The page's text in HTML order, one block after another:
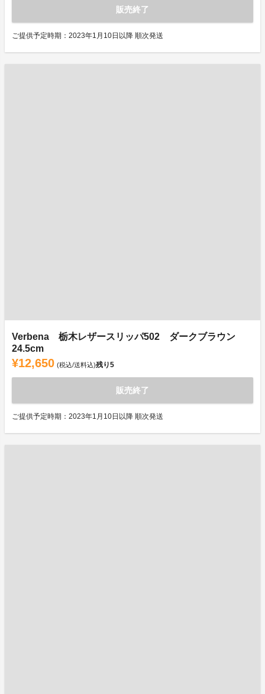
販売終了
ご提供予定時期：2023年1月10日以降 順次発送
Verbena 栃木レザースリッパ502 ダークブラウン
24.5cm
¥12,650 (税込/送料込)残り5
販売終了
ご提供予定時期：2023年1月10日以降 順次発送